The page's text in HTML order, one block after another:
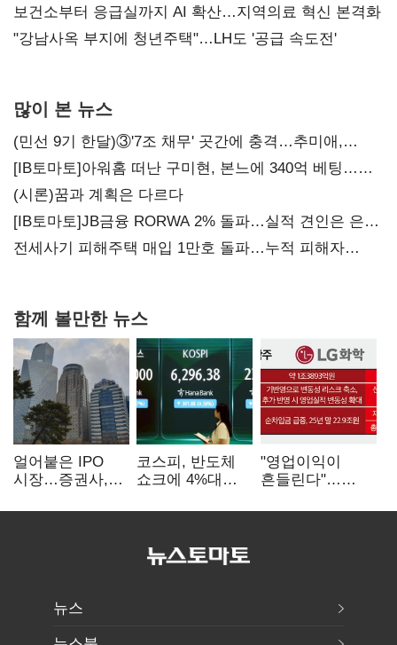
보건소부터 응급실까지 AI 확산…지역의료 혁신 본격화
"강남사옥 부지에 청년주택"…LH도 '공급 속도전'
많이 본 뉴스
(민선 9기 한달)③'7조 채무' 곳간에 충격…추미애,
20년만에 '비상재정' 선언 승부수
[IB토마토]아워홈 떠난 구미현, 본느에 340억 베팅…
가족 지배체제 구축
(시론)꿈과 계획은 다르다
[IB토마토]JB금융 RORWA 2% 돌파…실적 견인은 은행
아닌 캐피탈
전세사기 피해주택 매입 1만호 돌파…누적 피해자
함께 볼만한 뉴스
얼어붙은 IPO
시장…증권사,
전쟁' 기대
코스피, 반도체
쇼크에 4%대
5거래일째 상승
"영업이익이
흔들린다"…
18에 취약
뉴스